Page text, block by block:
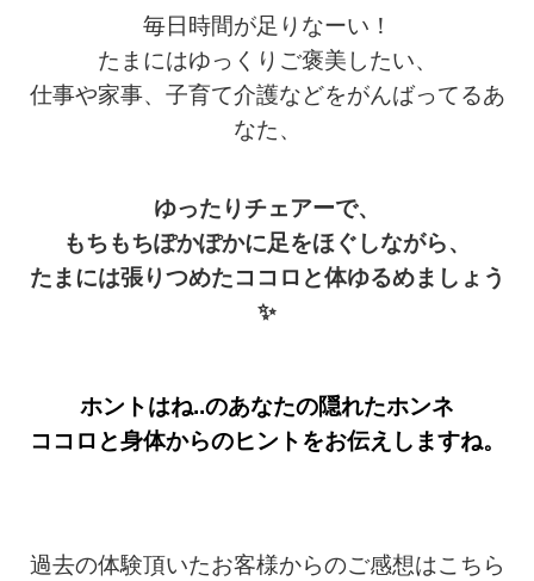
毎日時間が足りなーい！
たまにはゆっくりご褒美したい、
仕事や家事、子育て介護などをがんばってるあ
なた、
ゆったりチェアーで、
もちもちぽかぽかに足をほぐしながら、
たまには張りつめたココロと体ゆるめましょう
✨
ホントはね..のあなたの隠れたホンネ
ココロと身体からのヒントをお伝えしますね。
過去の体験頂いたお客様からのご感想はこちら